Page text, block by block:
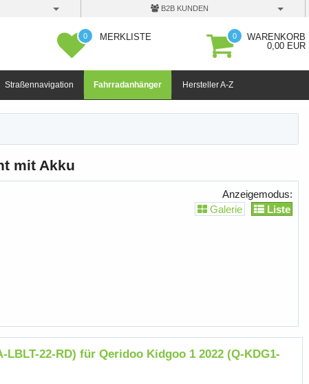
B2B KUNDEN
0 MERKLISTE 0
WARENKORB
0,00 EUR
Straßennavigation Fahrradanhänger Hersteller A-Z
mit Akku
Anzeigemodus:
Galerie
Liste
22-RD) für Qeridoo Kidgoo 1 2022 (Q-KDG1-